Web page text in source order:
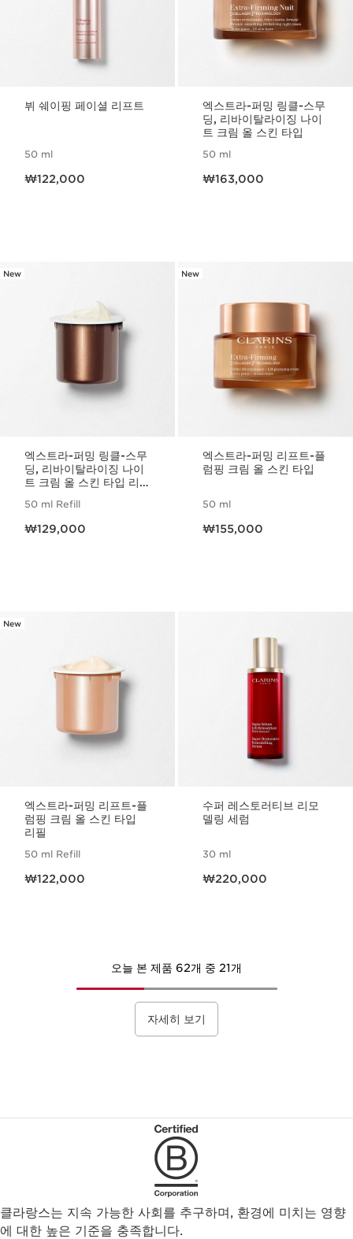
뷔 쉐이핑 페이셜 리프트
50 ml
₩122,000
엑스트라-퍼밍 링클-스무
딩, 리바이탈라이징 나이
트 크림 올 스킨 타입
50 ml
₩163,000
New
엑스트라-퍼밍 링클-스무
딩, 리바이탈라이징 나이
트 크림 올 스킨 타입 리
50 ml Refill
₩129,000
New
엑스트라-퍼밍 리프트-플
럼핑 크림 올 스킨 타입
50 ml
₩155,000
New
엑스트라-퍼밍 리프트-플
럼핑 크림 올 스킨 타입
리필
50 ml Refill
₩122,000
수퍼 레스토러티브 리모
델링 세럼
30 ml
₩220,000
오늘 본 제품 62개 중 21개
자세히 보기
클라랑스는 지속 가능한 사회를 추구하며, 환경에 미치는 영향
에 대한 높은 기준을 충족합니다.